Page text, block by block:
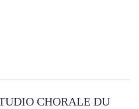
CHORALE DU